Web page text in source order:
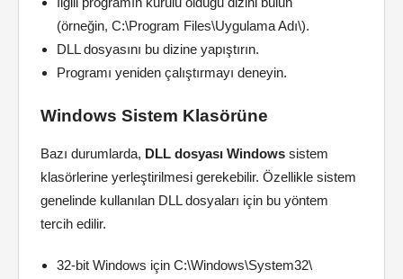
(örneğin, C:\Program Files\Uygulama Adı\).
DLL dosyasını bu dizine yapıştırın.
Programı yeniden çalıştırmayı deneyin.
Windows Sistem Klasörüne
Bazı durumlarda, DLL dosyası Windows sistem
klasörlerine yerleştirilmesi gerekebilir. Özellikle sistem
genelinde kullanılan DLL dosyaları için bu yöntem
tercih edilir.
32-bit Windows için C:\Windows\System32\